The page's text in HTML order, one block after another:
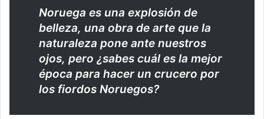
Noruega es una explosión de
belleza, una obra de arte que la
naturaleza pone ante nuestros
ojos, pero ¿sabes cuál es la mejor
época para hacer un crucero por
los fiordos Noruegos?